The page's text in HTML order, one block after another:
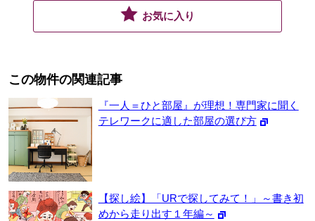
お気に入り
この物件の関連記事
『一人＝ひと部屋』が理想！専門家に聞く
テレワークに適した部屋の選び方
【探し絵】「URで探してみて！」～書き初
めから走り出す１年編～